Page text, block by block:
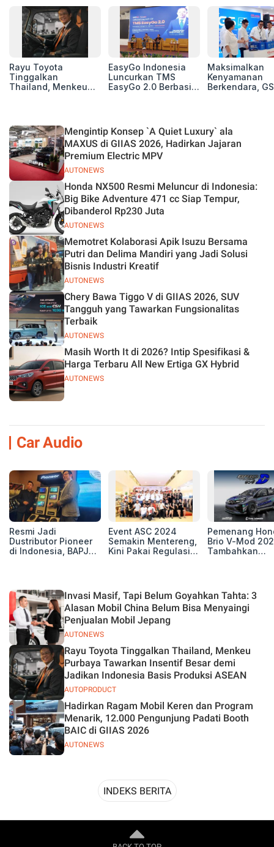
Rayu Toyota
Tinggalkan
Thailand, Menkeu
Basis Produksi
ASEAN
EasyGo Indonesia
Luncurkan TMS
EasyGo 2.0 Berbasis
Maksimalkan
Kenyamanan
Berkendara,
2026
AUTONEWS
Mengintip Konsep `A Quiet Luxury` ala
MAXUS di GIIAS 2026, Hadirkan Jajaran
Premium Electric MPV
AUTONEWS
Honda NX500 Resmi Meluncur di Indonesia:
Big Bike Adventure 471 cc Siap Tempur,
Dibanderol Rp230 Juta
AUTONEWS
Memotret Kolaborasi Apik Isuzu Bersama
Putri dan Delima Mandiri yang Jadi Solusi
Bisnis Industri Kreatif
AUTONEWS
Chery Bawa Tiggo V di GIIAS 2026, SUV
Tangguh yang Tawarkan Fungsionalitas
Terbaik
AUTONEWS
Masih Worth It di 2026? Intip Spesifikasi &
Harga Terbaru All New Ertiga GX Hybrid
Car Audio
Resmi Jadi
Dustributor Pioneer
di Indonesia, BAPJ
Event ASC 2024
Semakin Mentereng,
Kini Pakai Regulasi
Pemenang
Brio V-Mod
Tambahkan
AUTONEWS
Invasi Masif, Tapi Belum Goyahkan Tahta: 3
Alasan Mobil China Belum Bisa Menyaingi
Penjualan Mobil Jepang
AUTOPRODUCT
Rayu Toyota Tinggalkan Thailand, Menkeu
Purbaya Tawarkan Insentif Besar demi
Jadikan Indonesia Basis Produksi ASEAN
AUTONEWS
Hadirkan Ragam Mobil Keren dan Program
Menarik, 12.000 Pengunjung Padati Booth
BAIC di GIIAS 2026
INDEKS BERITA